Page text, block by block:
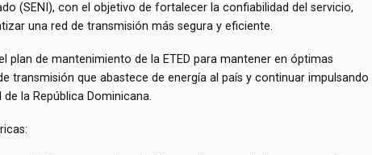
(SENI), con el objetivo de fortalecer la confiabilidad del servicio,
una red de transmisión más segura y eficiente.
plan de mantenimiento de la ETED para mantener en óptimas
transmisión que abastece de energía al país y continuar impulsando
la República Dominicana.